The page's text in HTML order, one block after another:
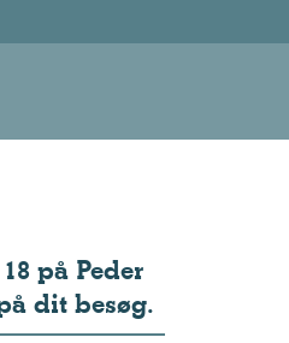
på Peder
dit besøg.